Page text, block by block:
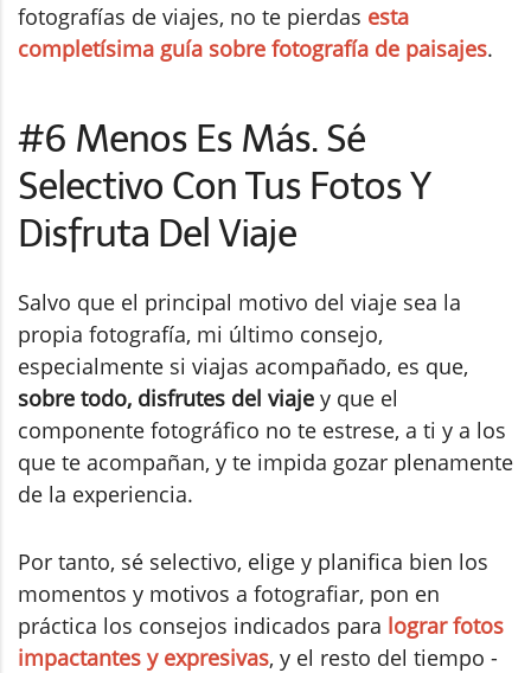
fotografías de viajes, no te pierdas esta
completísima guía sobre fotografía de paisajes.
#6 Menos Es Más. Sé
Selectivo Con Tus Fotos Y
Disfruta Del Viaje
Salvo que el principal motivo del viaje sea la
propia fotografía, mi último consejo,
especialmente si viajas acompañado, es que,
sobre todo, disfrutes del viaje y que el
componente fotográfico no te estrese, a ti y a los
que te acompañan, y te impida gozar plenamente
de la experiencia.
Por tanto, sé selectivo, elige y planifica bien los
momentos y motivos a fotografiar, pon en
práctica los consejos indicados para lograr fotos
impactantes y expresivas, y el resto del tiempo -